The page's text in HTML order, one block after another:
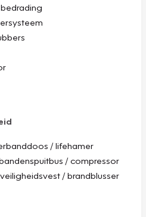
/ lifehamer
/ compressor
/ brandblusser